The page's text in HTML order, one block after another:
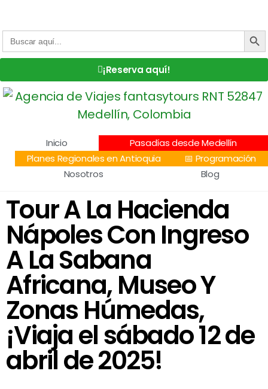
Buscar: BOTÓN
¡Reserva aquí!
Inicio
Pasadías desde Medellín
Planes Regionales en Antioquia
📅 Programación
Nosotros
Blog
Tour A La Hacienda
Nápoles Con Ingreso
A La Sabana
Africana, Museo Y
Zonas Húmedas,
¡Viaja el sábado 12 de
abril de 2025!